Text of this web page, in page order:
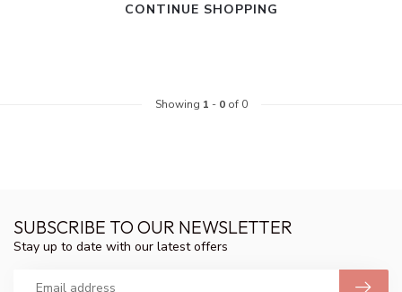
CONTINUE SHOPPING
Showing 1 - 0of 0
SUBSCRIBE TO OUR NEWSLETTER
Stay up to date with our latest offers